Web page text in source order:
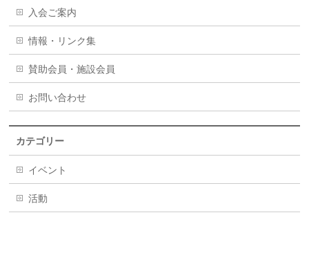
入会ご案内
情報・リンク集
賛助会員・施設会員
お問い合わせ
カテゴリー
イベント
活動